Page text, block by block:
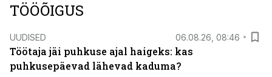
TÖÖÕIGUS
UUDISED 06.08.26, 08:46
Töötaja jäi puhkuse ajal haigeks: kas
puhkusepäevad lähevad kaduma?